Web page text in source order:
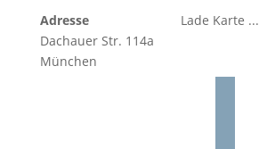
Lade Karte ...
Adresse
Dachauer Str. 114a
München